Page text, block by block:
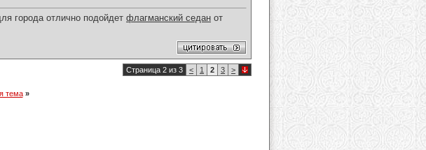
города отлично подойдет флагманский седан от
Страница 2 из 3 < 1 2 3 >
тема »